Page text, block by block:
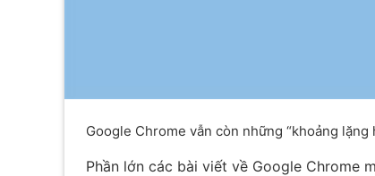
Google Chrome vẫn còn những “khoảng lặng
Phần lớn các bài viết về Google Chrome